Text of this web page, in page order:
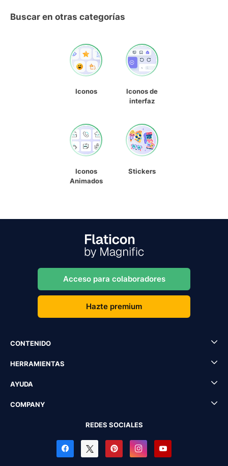
Buscar en otras categorías
Iconos
Iconos de
interfaz
Iconos
Animados
Stickers
Acceso para colaboradores
Hazte premium
CONTENIDO
HERRAMIENTAS
AYUDA
COMPANY
REDES SOCIALES